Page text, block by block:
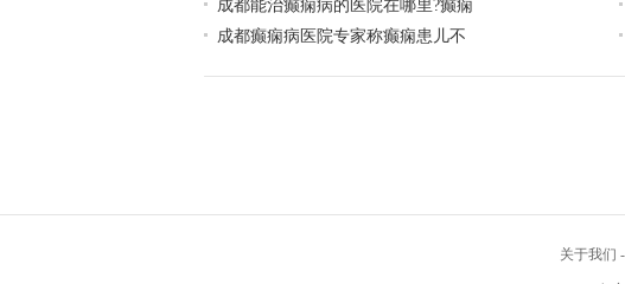
成都能治癫痫病的医院在哪里?癫痫
成都癫痫病医院专家称癫痫患儿不
关于我们 -